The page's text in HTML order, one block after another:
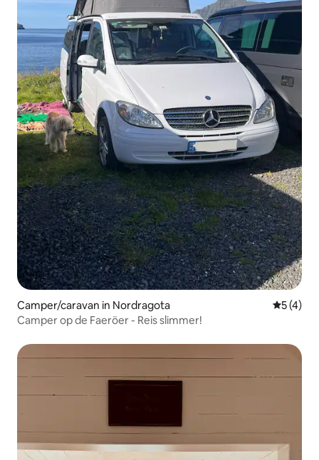
Camper/caravan in Nordragota
5 (4)
Camper op de Faeröer - Reis slimmer!